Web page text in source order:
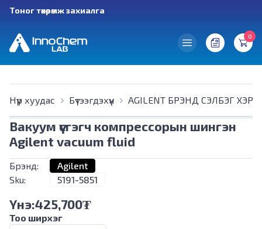
Тоног төхөөрөмж захиалга
0
Нүүр хуудас Бүтээгдэхүүн AGILENT БРЭНД СЭЛБЭГ
Вакуум үүсгэгч компрессорын шингэн
Agilent vacuum fluid
Брэнд:
Agilent
Sku:
5191-5851
Үнэ:425,700₮
Тоо ширхэг